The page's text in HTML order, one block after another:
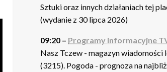
Sztuki oraz innych działaniach tej
(wydanie z 30 lipca 2026)
09:20 – Programy informacyjne
Nasz Tczew - magazyn wiadomości
(3215). Pogoda - prognoza na